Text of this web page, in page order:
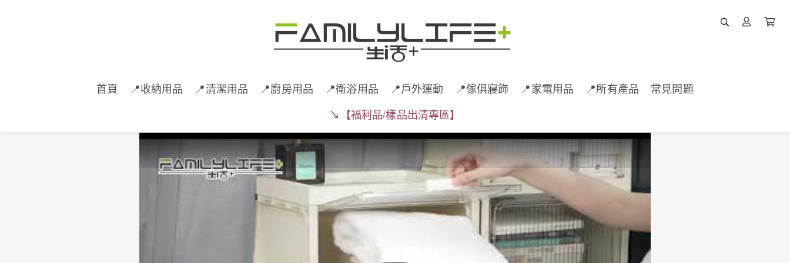
首頁 📍收納用品 📍清潔用品 📍廚房用品 📍衛浴用品 📍戶外運動 📍傢俱寢飾 📍家電用品 📍所有產品
常見問題
↘️【福利品/樣品出清專區】